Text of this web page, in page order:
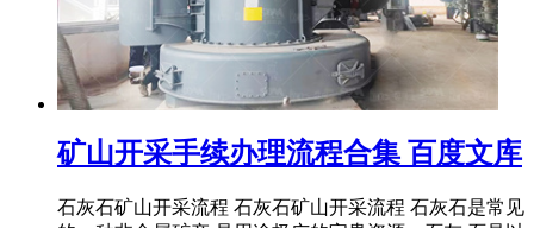
矿山开采手续办理流程合集 百度文库
石灰石矿山开采流程 石灰石矿山开采流程 石灰石是常见